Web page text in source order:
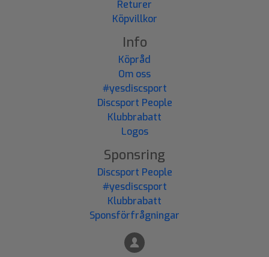
Returer
Köpvillkor
Info
Köpråd
Om oss
#yesdiscsport
Discsport People
Klubbrabatt
Logos
Sponsring
Discsport People
#yesdiscsport
Klubbrabatt
Sponsförfrågningar